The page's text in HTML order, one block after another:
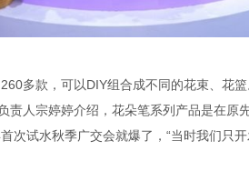
多款，可以DIY组合成不同的花束、花
责人宗婷婷介绍，花朵笔系列产品是在
次试水秋季广交会就爆了，“当时我们只